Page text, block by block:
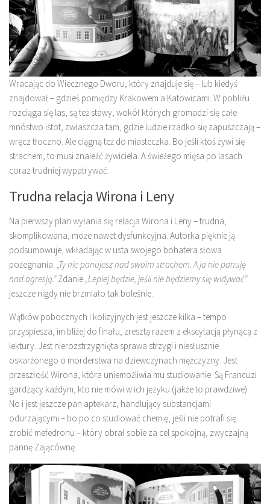
Wracając do Wiecznego Dworu, który znajduje się – lub kiedyś
znajdował – gdzieś pomiędzy Krakowem a Katowicami. W pobliżu
rozciąga się las, są też stawy, wokół których gromadzi się całe
mnóstwo istot, zwłaszcza tam, gdzie ludzie rzadko się zapuszczają –
wręcz tłoczno. Ale ciągną też do miasteczka. Bo jeśli ktoś żywi się
strachem, to musi znaleźć żywiciela. A świeżego mięsa po lasach
coraz trudniej wypatrywać.
Trudna relacja Wirona i Leny
Na pierwszy plan wyłania się relacja Wirona i Leny – trudna,
skomplikowana, może nawet dysfunkcyjna. Autorka pięknie ją
podsumowuje, wkładając w usta swojego bohatera słowa
pożegnania: „Ty nie panujesz nad swoim strachem. A ja nie panuję
nad agresją.”Zdanie„Lepiej będzie, jeśli nie będziemy się widywać”
jeszcze nigdy nie brzmiało tak boleśnie.
Wątków pobocznych i kolizyjnych jest jeszcze kilka – tempo
przyspiesza, im bliżej do finału, zresztą razem z ekscytacją płynącą z
lektury. Jest nierozstrzygnięta sprawa strzygi i niesłusznie
oskarżonego o morderstwa na dziewczynach mężczyzny. Jest
przeszłość Wirona, która uniemożliwia mu studiowanie. Są Francuzi
gardzący każdym, kto nie mówi w ich języku (jakże to prawdziwe).
No i jest jeszcze pan aptekarz, handlujący substancjami
odurzającymi – bo po co studiować chemię, jeśli nie potrafi się
zrobić mefedronu – który obrał sobie za cel spokojną, zwyczajną
pannę Zającównę.